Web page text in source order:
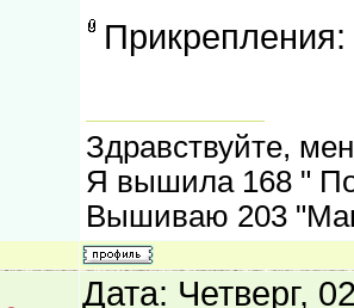
Прикрепления:
Здравствуйте,
Я вышила 168 "
Вышиваю 203
Дата: Четверг,